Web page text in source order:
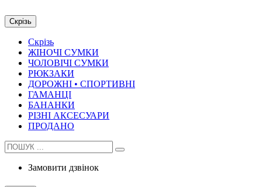
Скрізь
Скрізь
ЖІНОЧІ СУМКИ
ЧОЛОВІЧІ СУМКИ
РЮКЗАКИ
ДОРОЖНІ • СПОРТИВНІ
ГАМАНЦІ
БАНАНКИ
РІЗНІ АКСЕСУАРИ
ПРОДАНО
Замовити дзвінок